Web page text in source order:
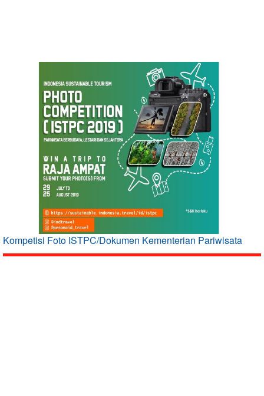
Kompetisi Foto ISTPC/Dokumen Kementerian Pariwisata